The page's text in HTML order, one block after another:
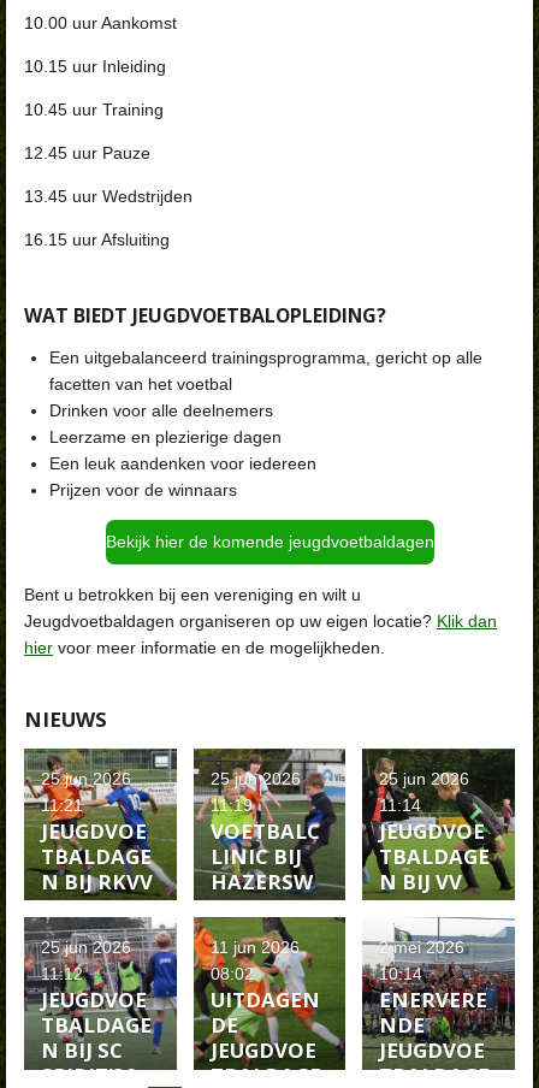
10.00 uur Aankomst
10.15 uur Inleiding
10.45 uur Training
12.45 uur Pauze
13.45 uur Wedstrijden
16.15 uur Afsluiting
WAT BIEDT JEUGDVOETBALOPLEIDING?
Een uitgebalanceerd trainingsprogramma, gericht op alle
facetten van het voetbal
Drinken voor alle deelnemers
Leerzame en plezierige dagen
Een leuk aandenken voor iedereen
Prijzen voor de winnaars
Bekijk hier de komende jeugdvoetbaldagen
Bent u betrokken bij een vereniging en wilt u
Jeugdvoetbaldagen organiseren op uw eigen locatie? Klik dan
hier voor meer informatie en de mogelijkheden.
NIEUWS
JEUGDVOE
TBALDAGE
N BIJ RKVV
MALISKAM
P IN DE
HERFSTVA
KANTIE
25 jun 2026
11:21
VOETBALC
LINIC BIJ
HAZERSW
OUDSE
BOYS IN
DE
HERFSTVA
KANTIE
25 jun 2026
11:19
JEUGDVOE
TBALDAGE
N BIJ VV
ZUIDLAND
IN DE
HERFSTVA
KANTIE
25 jun 2026
11:14
JEUGDVOE
TBALDAGE
N BIJ SC
SPIRIT'30
25 jun 2026
11:12
UITDAGEN
DE
JEUGDVOE
TBALDAGE
11 jun 2026
08:02
ENERVERE
NDE
JEUGDVOE
TBALDAGE
2 mei 2026
10:14